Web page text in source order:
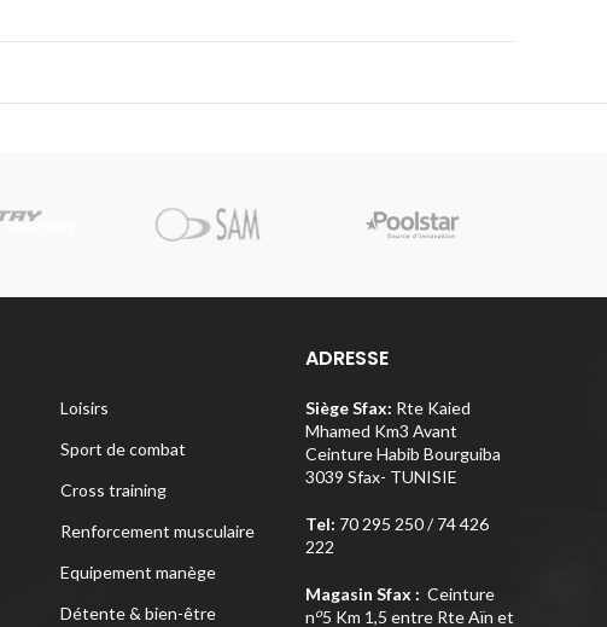
Loisirs
Sport de combat
Cross training
Renforcement musculaire
Equipement manège
Détente & bien-être
ADRESSE
Siège Sfax: Rte Kaied
Mhamed Km3 Avant
Ceinture Habib Bourguiba
3039 Sfax- TUNISIE
Tel: 70 295 250 / 74 426
222
Magasin Sfax : Ceinture
no5 Km 1,5 entre Rte Aïn et